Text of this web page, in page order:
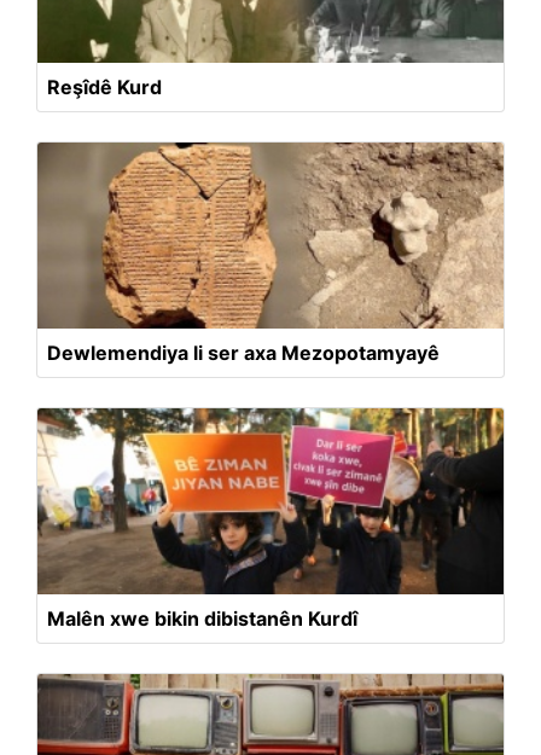
Reşîdê Kurd
Dewlemendiya li ser axa Mezopotamyayê
Malên xwe bikin dibistanên Kurdî